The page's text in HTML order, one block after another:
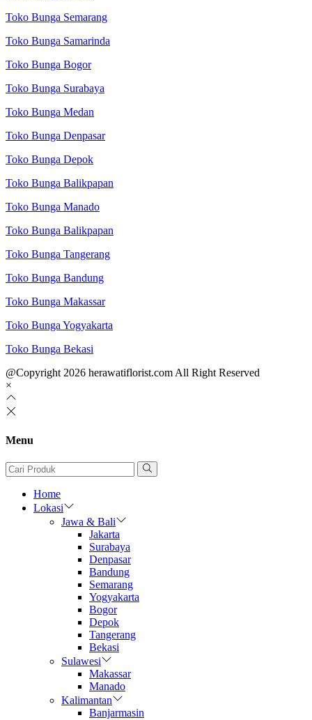
Toko Bunga Semarang
Toko Bunga Samarinda
Toko Bunga Bogor
Toko Bunga Surabaya
Toko Bunga Medan
Toko Bunga Denpasar
Toko Bunga Depok
Toko Bunga Balikpapan
Toko Bunga Manado
Toko Bunga Balikpapan
Toko Bunga Tangerang
Toko Bunga Bandung
Toko Bunga Makassar
Toko Bunga Yogyakarta
Toko Bunga Bekasi
@Copyright 2026 herawatiflorist.com All Right Reserved
×
Menu
Home
Lokasi
Jawa & Bali
Jakarta
Surabaya
Denpasar
Bandung
Semarang
Yogyakarta
Bogor
Depok
Tangerang
Bekasi
Sulawesi
Makassar
Manado
Kalimantan
Banjarmasin